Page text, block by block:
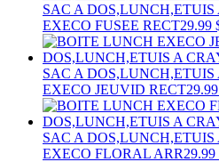
SAC A DOS,LUNCH,ETUIS
EXECO FUSEE RECT29.99
SAC A DOS,LUNCH,ETUIS
EXECO JEUVID RECT
SAC A DOS,LUNCH,ETUIS
EXECO FLORAL ARR29.99